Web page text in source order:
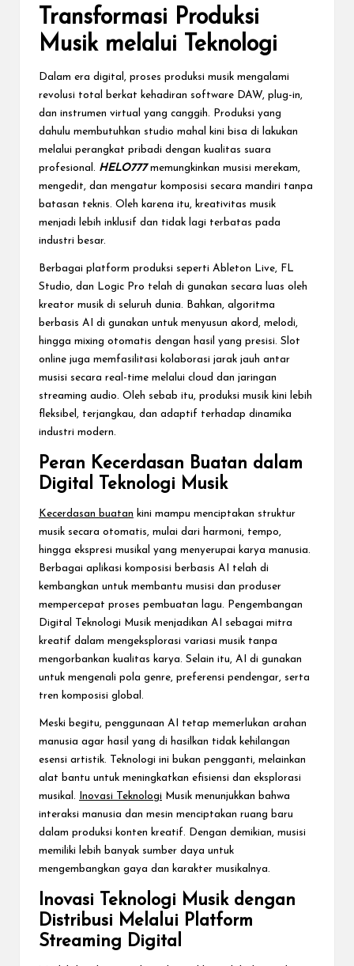
Transformasi Produksi
Musik melalui Teknologi
Dalam era digital, proses produksi musik mengalami
revolusi total berkat kehadiran software DAW, plug-in,
dan instrumen virtual yang canggih. Produksi yang
dahulu membutuhkan studio mahal kini bisa di lakukan
melalui perangkat pribadi dengan kualitas suara
profesional. HELO777memungkinkan musisi merekam,
mengedit, dan mengatur komposisi secara mandiri tanpa
batasan teknis. Oleh karena itu, kreativitas musik
menjadi lebih inklusif dan tidak lagi terbatas pada
industri besar.
Berbagai platform produksi seperti Ableton Live, FL
Studio, dan Logic Pro telah di gunakan secara luas oleh
kreator musik di seluruh dunia. Bahkan, algoritma
berbasis AI di gunakan untuk menyusun akord, melodi,
hingga mixing otomatis dengan hasil yang presisi. Slot
online juga memfasilitasi kolaborasi jarak jauh antar
musisi secara real-time melalui cloud dan jaringan
streaming audio. Oleh sebab itu, produksi musik kini lebih
fleksibel, terjangkau, dan adaptif terhadap dinamika
industri modern.
Peran Kecerdasan Buatan dalam
Digital Teknologi Musik
Kecerdasan buatan kini mampu menciptakan struktur
musik secara otomatis, mulai dari harmoni, tempo,
hingga ekspresi musikal yang menyerupai karya manusia.
Berbagai aplikasi komposisi berbasis AI telah di
kembangkan untuk membantu musisi dan produser
mempercepat proses pembuatan lagu. Pengembangan
Digital Teknologi Musik menjadikan AI sebagai mitra
kreatif dalam mengeksplorasi variasi musik tanpa
mengorbankan kualitas karya. Selain itu, AI di gunakan
untuk mengenali pola genre, preferensi pendengar, serta
tren komposisi global.
Meski begitu, penggunaan AI tetap memerlukan arahan
manusia agar hasil yang di hasilkan tidak kehilangan
esensi artistik. Teknologi ini bukan pengganti, melainkan
alat bantu untuk meningkatkan efisiensi dan eksplorasi
musikal.
Inovasi Teknologi Musik menunjukkan bahwa
interaksi manusia dan mesin menciptakan ruang baru
dalam produksi konten kreatif. Dengan demikian, musisi
memiliki lebih banyak sumber daya untuk
mengembangkan gaya dan karakter musikalnya.
Inovasi Teknologi Musik dengan
Distribusi Melalui Platform
Streaming Digital